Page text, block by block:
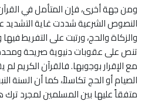
ومن جهة أخرى، فإن المتأمل في
النصوص الشرعية شددت غاية التشديد
والزكاة والحج، ورتبت على التفريط فيها
تنص على عقوبات دنيوية صريحة
مع الإقرار بوجوبها. فالقرآن الكريم لم
الصيام أو الحج تكاسلاً، كما أن السنة
متفقاً عليها بين المسلمين لمجرد ترك